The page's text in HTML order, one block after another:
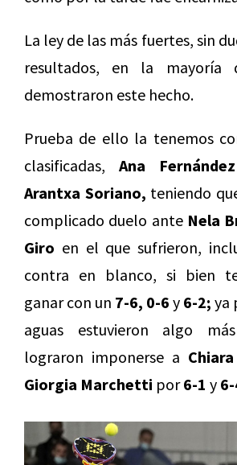
La ley de las más fuertes, sin
resultados, en la mayoría
demostraron este hecho.
Prueba de ello la tenemos
clasificadas, Ana
Arantxa Soriano, teniendo
complicado duelo ante Nela
Giro en el que sufrieron,
contra en blanco, si bien
ganar con un 7-6, 0-6 y 6-2; ya
aguas estuvieron algo
lograron imponerse a
Giorgia Marchetti por6-1 y